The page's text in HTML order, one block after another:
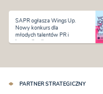
SAPR ogłasza Wings Up.
Nowy konkurs dla
młodych talentów PR i
komunikacji
PARTNER STRATEGICZNY